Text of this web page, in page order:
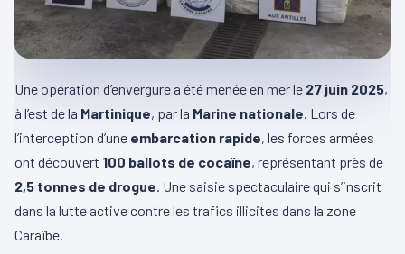
Une opération d’envergure a été menée en mer le 27 juin 2025,
à l’est de la Martinique, par la Marine nationale. Lors de
l’interception d’une embarcation rapide, les forces armées
ont découvert 100 ballots de cocaïne, représentant près de
2,5 tonnes de drogue. Une saisie spectaculaire qui s’inscrit
dans la lutte active contre les trafics illicites dans la zone
Caraïbe.